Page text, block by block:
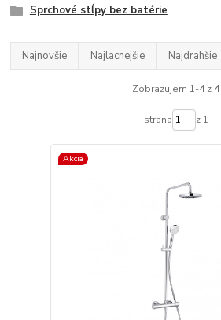
Sprchové stĺpy bez batérie
Najnovšie Najlacnejšie Najdrahšie
Zobrazujem 1-4 z 4
strana z 1
Akcia